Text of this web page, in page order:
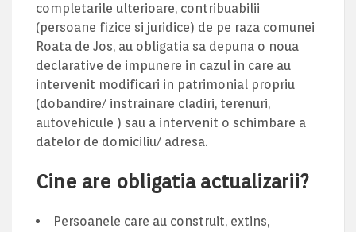
completarile ulterioare, contribuabilii
(persoane fizice si juridice) de pe raza comunei
Roata de Jos, au obligatia sa depuna o noua
declarative de impunere in cazul in care au
intervenit modificari in patrimonial propriu
(dobandire/ instrainare cladiri, terenuri,
autovehicule ) sau a intervenit o schimbare a
datelor de domiciliu/ adresa.
Cine are obligatia actualizarii?
Persoanele care au construit, extins,